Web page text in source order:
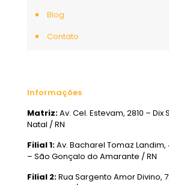
Blog
Contato
Informações
Matriz:Av. Cel. Estevam, 2810 –
Natal / RN
Filial 1:Av. Bacharel Tomaz Landim,
– São Gonçalo do Amarante / RN
Filial 2:Rua Sargento Amor Divino,